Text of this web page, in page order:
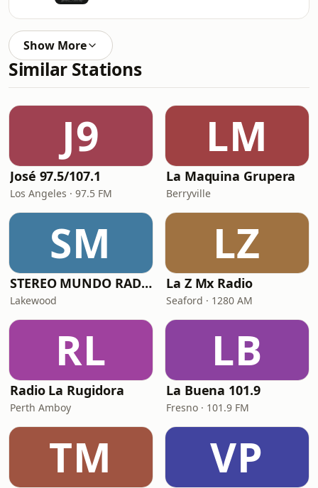
Show More
Similar Stations
J9
José 97.5/107.1
Los Angeles · 97.5 FM
LM
La Maquina Grupera
Berryville
SM
STEREO MUNDO RADIO
Lakewood
LZ
La Z Mx Radio
Seaford · 1280 AM
RL
Radio La Rugidora
Perth Amboy
LB
La Buena 101.9
Fresno · 101.9 FM
TM VP